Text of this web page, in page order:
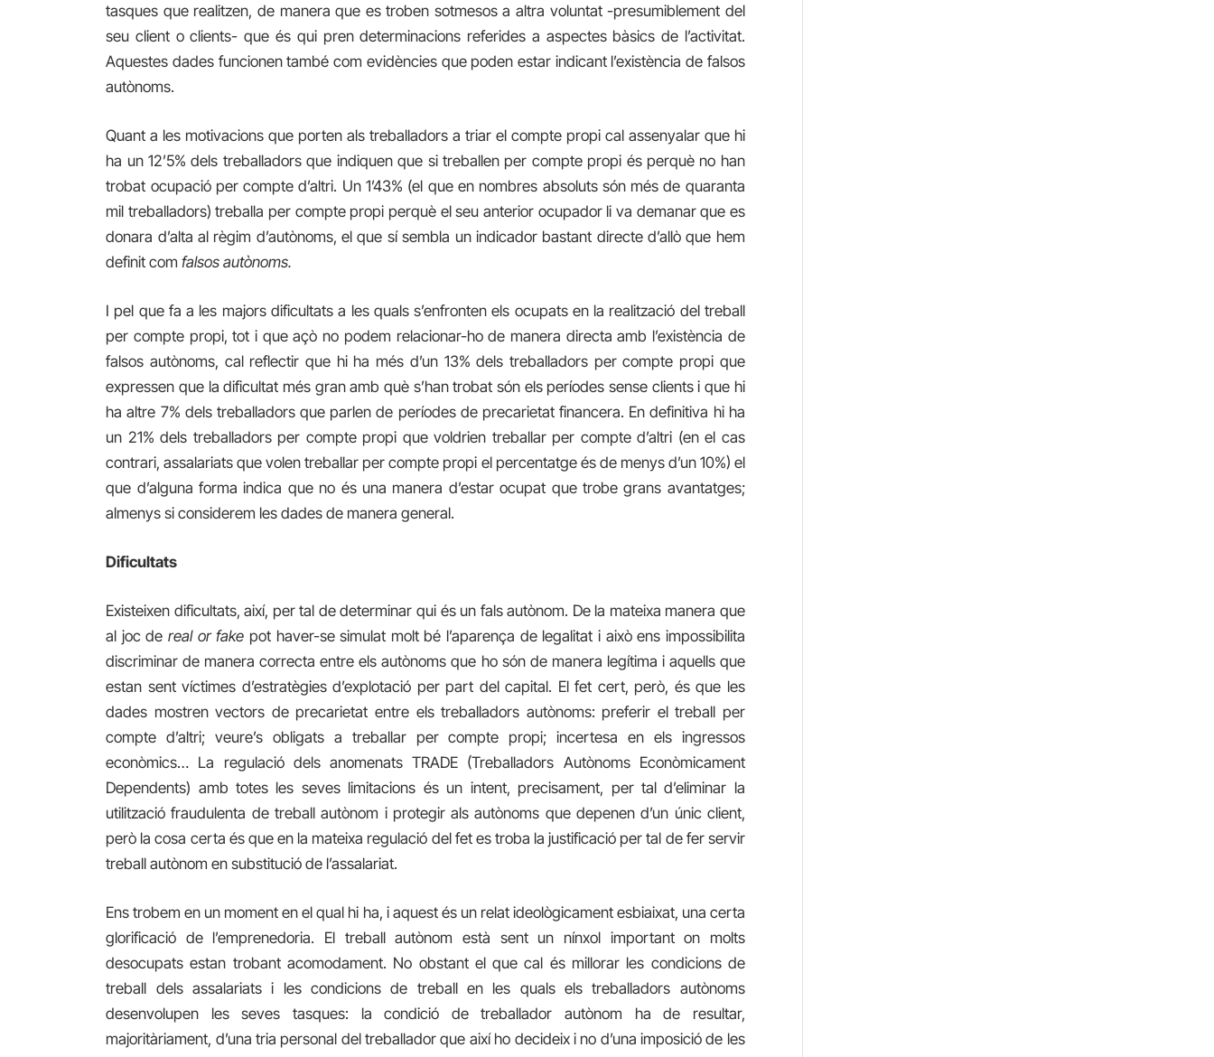
tasques que realitzen, de manera que es troben sotmesos a altra voluntat -presumiblement del
seu client oclients- que és qui pren determinacions referides a aspectes bàsics de l’activitat.
Aquestes dades funcionen també com evidències que poden estar indicant l’existència de falsos
autònoms.
Quant a les motivacions que porten als treballadors a triar el compte propi cal assenyalar que hi
ha un 12’5% dels treballadors que indiquen que si treballen per compte propi és perquè no han
trobat ocupació per compted’altri. Un 1’43% (el que en nombres absoluts són més de quaranta
mil treballadors) treballa per compte propi perquè el seu anterior ocupador li va demanar que es
donara d’alta al règim d’autònoms, el que sí sembla un indicador bastant directe d’allò que hem
definit comfalsos autònoms.
I pel que fa a les majors dificultatsa les qualss’enfronten els ocupats en la realització del treball
per compte propi, tot i que açò no podem relacionar-ho de manera directa amb l’existència de
falsos autònoms, cal reflectir que hi ha més d’un 13% dels treballadors per compte propi que
expressen que la dificultat més granamb què s’han trobat són els períodes sense clients i que hi
ha altre 7% dels treballadors que parlen de períodes de precarietat financera. En definitiva hi ha
un 21% dels treballadors per compte propi que voldrien treballar per compted’altri (en el cas
contrari, assalariats que volen treballar per compte propi el percentatge és de menys d’un 10%) el
que d’alguna forma indica que no és una manera d’estar ocupat que trobe grans avantatges;
almenys si considerem les dades de manera general.
Dificultats
Existeixen dificultats, així, per tal de determinar qui és un fals autònom. De la mateixa manera que
al joc dereal or fake pot haver-se simulat molt bé l’aparença de legalitat i això ens impossibilita
discriminar de manera correcta entre els autònoms que ho són de manera legítima i aquells que
estan sent víctimes d’estratègies d’explotació per part del capital. El fet cert, però, és que les
dades mostren vectors de precarietat entre els treballadors autònoms: preferir el treball per
compted’altri; veure’s obligats a treballar per compte propi; incertesa en els ingressos
econòmics… La regulació dels anomenats TRADE (Treballadors Autònoms Econòmicament
Dependents) amb totes les seves limitacions és un intent, precisament, per tal d’eliminar la
utilització fraudulenta de treball autònom i protegir als autònoms que depenen d’un únic client,
però la cosa certa és que en la mateixa regulació del fet es troba la justificació per tal de fer servir
treball autònom en substitució de l’assalariat.
Ens trobem en un moment en el qual hi ha, i aquest és un relat ideològicament esbiaixat, una certa
glorificació de l’emprenedoria. El treball autònom està sent un nínxol important on molts
desocupats estan trobant acomodament. No obstant el que cal és millorar les condicions de
treball dels assalariats i les condicions de treball en les quals els treballadors autònoms
desenvolupen les seves tasques: la condició de treballador autònom ha de resultar,
majoritàriament, d’una tria personal del treballador que així ho decideix i no d’una imposició de les